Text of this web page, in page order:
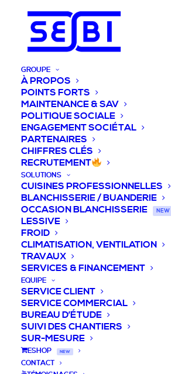
GROUPE
À PROPOS
POINTS FORTS
MAINTENANCE & SAV
POLITIQUE SOCIALE
ENGAGEMENT SOCIÉTAL
PARTENAIRES
CHIFFRES CLÉS
RECRUTEMENT
SOLUTIONS
CUISINES PROFESSIONNELLES
BLANCHISSERIE / BUANDERIE
OCCASION BLANCHISSERIE
NEW
LESSIVE
FROID
CLIMATISATION, VENTILATION
TRAVAUX
SERVICES & FINANCEMENT
EQUIPE
SERVICE CLIENT
SERVICE COMMERCIAL
BUREAU D’ÉTUDE
SUIVI DES CHANTIERS
SUR-MESURE
ESHOP NEW
CONTACTDEVIS / CONSEILS /